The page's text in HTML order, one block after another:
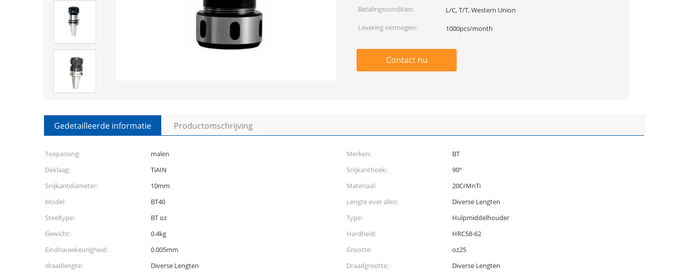
Betalingscondities:
L/C, T/T, Western Union
Levering vermogen:
1000pcs/month
Contact nu
Gedetailleerde informatie Productomschrijving
Toepassing: malen Merken:
BT
Deklaag:
TiAIN Snijkanthoek:
90°
Snijkantdiameter:
10mm Materiaal:
20CrMnTi
Model:
BT40 Lengte over alles:
Diverse Lengten
Steeltype:
BT oz Type:
Hulpmiddelhouder
Gewicht:
0.4kg Hardheid:
HRC58-62
Eindnauwkeurigheid:
0.005mm Grootte:
oz25
draadlengte:
Diverse Lengten Draadgrootte:
Diverse Lengten